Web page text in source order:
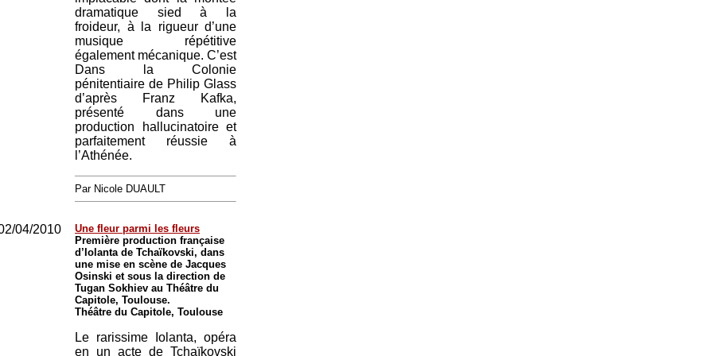
dramatique sied à la
froideur, à la rigueur d’une
musique répétitive
également mécanique. C’est
Dans la Colonie
pénitentiaire de Philip Glass
d’après Franz Kafka,
présenté dans une
production hallucinatoire et
parfaitement réussie à
l’Athénée.
Par Nicole DUAULT
04/2010
Une fleur parmi les fleurs
Première production française
d’Iolanta de Tchaïkovski, dans
une mise en scène de Jacques
Osinski et sous la direction de
Tugan Sokhiev au Théâtre du
Capitole, Toulouse.
Théâtre du Capitole, Toulouse
Le rarissime Iolanta, opéra
en un acte de Tchaïkovski